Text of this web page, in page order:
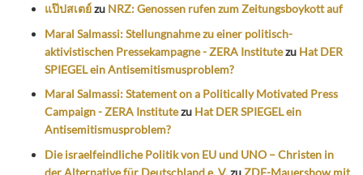
แป๊ปสเตย์zu NRZ: Genossen rufen zum Zeitungsboykott auf
Maral Salmassi: Stellungnahme zu einer politisch-
aktivistischen Pressekampagne - ZERA Institutezu Hat DER
SPIEGEL ein Antisemitismusproblem?
Maral Salmassi: Statement on a Politically Motivated Press
Campaign - ZERA Institutezu Hat DER SPIEGEL ein
Antisemitismusproblem?
Die israelfeindliche Politik von EU und UNO – Christen in